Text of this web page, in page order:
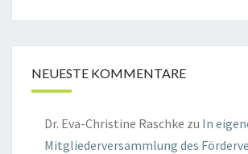
NEUESTE KOMMENTARE
Dr. Eva-Christine Raschke zu In
Mitgliederversammlung des